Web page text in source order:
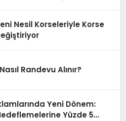
Nesil Korseleriyle Korse
Randevu Alınır?
Yeni Dönem:
Yüzde 5